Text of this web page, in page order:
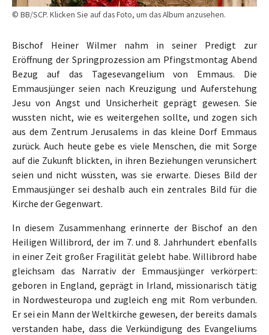
© BB/SCP. Klicken Sie auf das Foto, um das Album anzusehen.
Bischof Heiner Wilmer nahm in seiner Predigt zur
Eröffnung der Springprozession am Pfingstmontag Abend
Bezug auf das Tagesevangelium von Emmaus. Die
Emmausjünger seien nach Kreuzigung und Auferstehung
Jesu von Angst und Unsicherheit geprägt gewesen. Sie
wussten nicht, wie es weitergehen sollte, und zogen sich
aus dem Zentrum Jerusalems in das kleine Dorf Emmaus
zurück. Auch heute gebe es viele Menschen, die mit Sorge
auf die Zukunft blickten, in ihren Beziehungen verunsichert
seien und nicht wüssten, was sie erwarte. Dieses Bild der
Emmausjünger sei deshalb auch ein zentrales Bild für die
Kirche der Gegenwart.
In diesem Zusammenhang erinnerte der Bischof an den
Heiligen Willibrord, der im 7. und 8. Jahrhundert ebenfalls
in einer Zeit großer Fragilität gelebt habe. Willibrord habe
gleichsam das Narrativ der Emmausjünger verkörpert:
geboren in England, geprägt in Irland, missionarisch tätig
in Nordwesteuropa und zugleich eng mit Rom verbunden.
Er sei ein Mann der Weltkirche gewesen, der bereits damals
verstanden habe, dass die Verkündigung des Evangeliums